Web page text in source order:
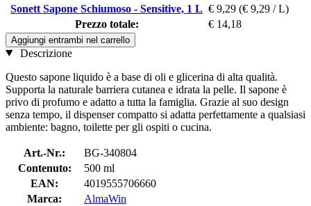
Sonett Sapone Schiumoso - Sensitive, 1 L € 9,29 (€ 9,29 / L)
Prezzo totale:
€ 14,18
Aggiungi entrambi nel carrello
Descrizione
Questo sapone liquido è a base di oli e glicerina di alta qualità.
Supporta la naturale barriera cutanea e idrata la pelle. Il sapone è
privo di profumo e adatto a tutta la famiglia. Grazie al suo design
senza tempo, il dispenser compatto si adatta perfettamente a qualsiasi
ambiente: bagno, toilette per gli ospiti o cucina.
Art.-Nr.:
BG-340804
Contenuto:
500 ml
EAN:
4019555706660
Marca:
AlmaWin